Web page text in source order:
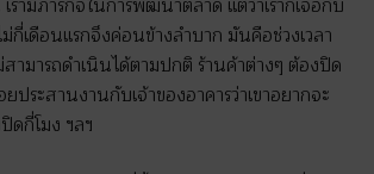
ามีภารกิจในการพัฒนาตลาด แต่ว่าเราก็เจอกับ
กี่เดือนแรกจึงค่อนข้างลำบาก มันคือช่วงเวลา
ามารถดำเนินได้ตามปกติ ร้านค้าต่างๆ ต้องปิด
ระสานงานกับเจ้าของอาคารว่าเขาอยากจะ
ดกี่โมง ฯลฯ